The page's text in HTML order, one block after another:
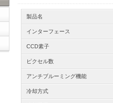
製品名
インターフェース
CCD素子
ピクセル数
アンチブルーミング機能
冷却方式